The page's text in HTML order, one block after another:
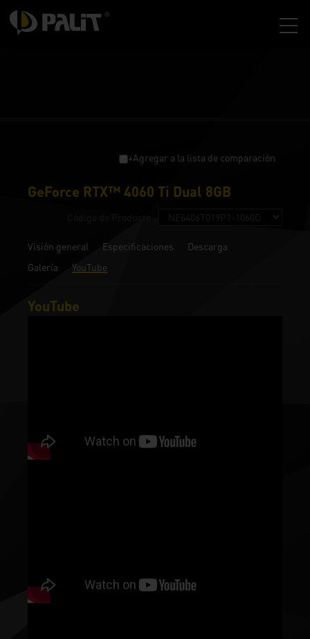
+Agregar a la lista de comparación
GeForce RTX™ 4060 Ti Dual 8GB
Visión general Especificaciones
Descarga
Galería
YouTube
YouTube